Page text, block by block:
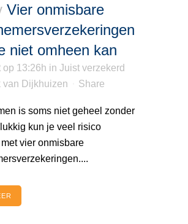
Vier onmisbare
niet omheen kan
op 13:26h in Juist verzekerd
van Dijkhuizen Share
is soms niet geheel zonder
kun je veel risico
vier onmisbare